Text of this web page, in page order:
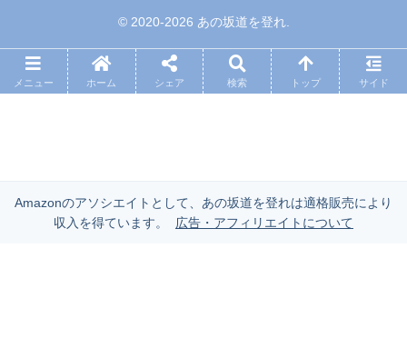
© 2020-2026 あの坂道を登れ.
メニュー ホーム シェア 検索 トップ サイド
Amazonのアソシエイトとして、あの坂道を登れは適格販売により
収入を得ています。
広告・アフィリエイトについて